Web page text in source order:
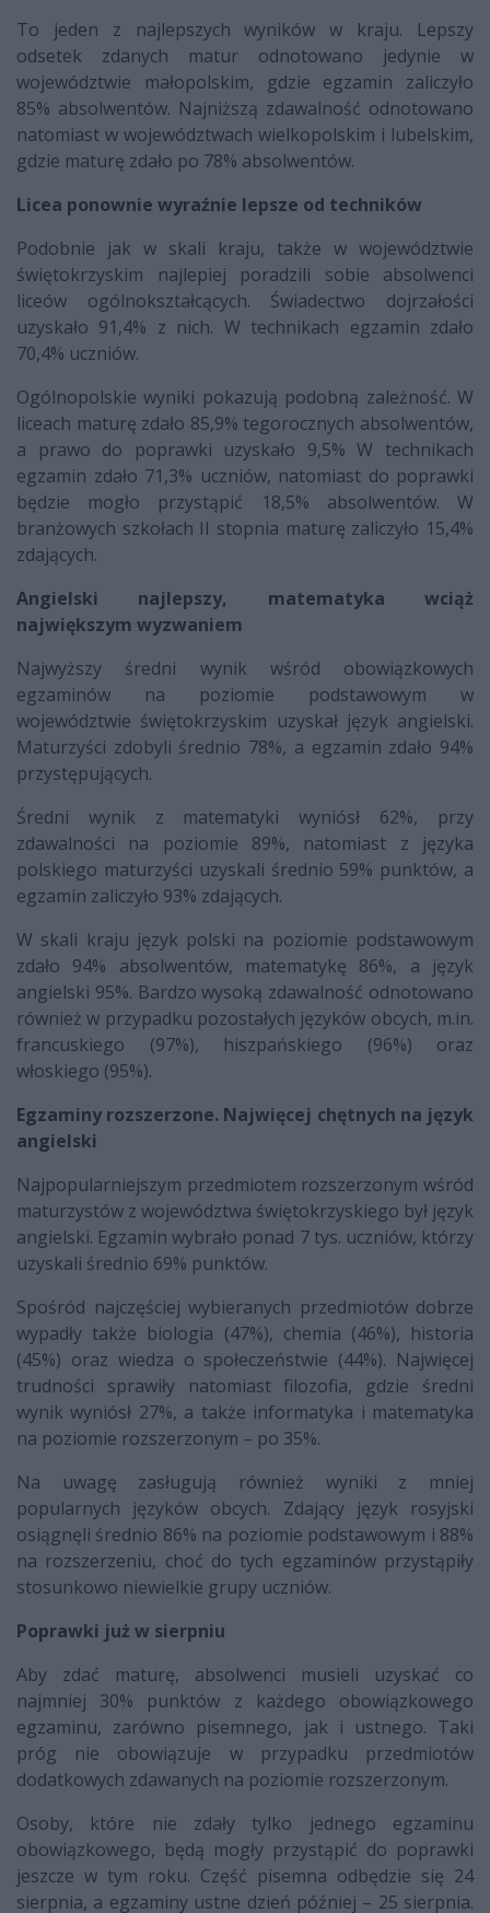
To jeden z najlepszych wyników w kraju. Lepszy
odsetek zdanych matur odnotowano jedynie w
województwie małopolskim, gdzie egzamin zaliczyło
85% absolwentów. Najniższą zdawalność odnotowano
natomiast w województwach wielkopolskim i lubelskim,
gdzie maturę zdało po 78% absolwentów.
Licea ponownie wyraźnie lepsze od techników
Podobnie jak w skali kraju, także w województwie
świętokrzyskim najlepiej poradzili sobie absolwenci
liceów ogólnokształcących. Świadectwo dojrzałości
uzyskało 91,4% z nich. W technikach egzamin zdało
70,4% uczniów.
Ogólnopolskie wyniki pokazują podobną zależność. W
liceach maturę zdało 85,9% tegorocznych absolwentów,
a prawo do poprawki uzyskało 9,5% W technikach
egzamin zdało 71,3% uczniów, natomiast do poprawki
będzie mogło przystąpić 18,5% absolwentów. W
branżowych szkołach II stopnia maturę zaliczyło 15,4%
zdających.
Angielski najlepszy, matematyka wciąż
największym wyzwaniem
Najwyższy średni wynik wśród obowiązkowych
egzaminów na poziomie podstawowym w
województwie świętokrzyskim uzyskał język angielski.
Maturzyści zdobyli średnio 78%, a egzamin zdało 94%
przystępujących.
Średni wynik z matematyki wyniósł 62%, przy
zdawalności na poziomie 89%, natomiast z języka
polskiego maturzyści uzyskali średnio 59% punktów, a
egzamin zaliczyło 93% zdających.
W skali kraju język polski na poziomie podstawowym
zdało 94% absolwentów, matematykę 86%, a język
angielski 95%. Bardzo wysoką zdawalność odnotowano
również w przypadku pozostałych języków obcych, m.in.
francuskiego (97%), hiszpańskiego (96%) oraz
włoskiego (95%).
Egzaminy rozszerzone. Najwięcej chętnych na język
angielski
Najpopularniejszym przedmiotem rozszerzonym wśród
maturzystów z województwa świętokrzyskiego był język
angielski. Egzamin wybrało ponad 7 tys. uczniów, którzy
uzyskali średnio 69% punktów.
Spośród najczęściej wybieranych przedmiotów dobrze
wypadły także biologia (47%), chemia (46%), historia
(45%) oraz wiedza o społeczeństwie (44%). Najwięcej
trudności sprawiły natomiast filozofia, gdzie średni
wynik wyniósł 27%, a także informatyka i matematyka
na poziomie rozszerzonym – po 35%.
Na uwagę zasługują również wyniki z mniej
popularnych języków obcych. Zdający język rosyjski
osiągnęli średnio 86% na poziomie podstawowym i 88%
na rozszerzeniu, choć do tych egzaminów przystąpiły
stosunkowo niewielkie grupy uczniów.
Poprawki już w sierpniu
Aby zdać maturę, absolwenci musieli uzyskać co
najmniej 30% punktów z każdego obowiązkowego
egzaminu, zarówno pisemnego, jak i ustnego. Taki
próg nie obowiązuje w przypadku przedmiotów
dodatkowych zdawanych na poziomie rozszerzonym.
Osoby, które nie zdały tylko jednego egzaminu
obowiązkowego, będą mogły przystąpić do poprawki
jeszcze w tym roku. Część pisemna odbędzie się 24
sierpnia, a egzaminy ustne dzień później – 25 sierpnia.